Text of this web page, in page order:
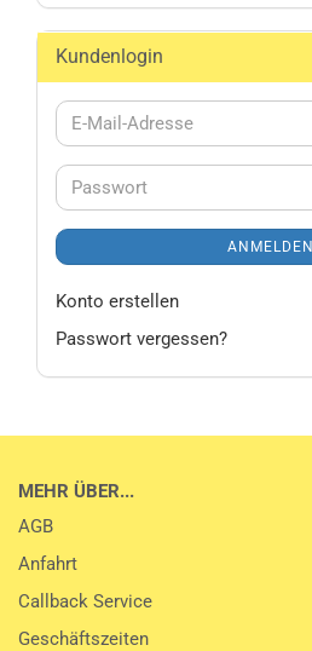
Kundenlogin
E-
Mail-
Passwort
ANMELDEN
Konto erstellen
Passwort vergessen?
MEHR ÜBER...
AGB
Anfahrt
Callback Service
Geschäftszeiten